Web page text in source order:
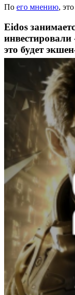
По его мнению,
Eidos
это будет